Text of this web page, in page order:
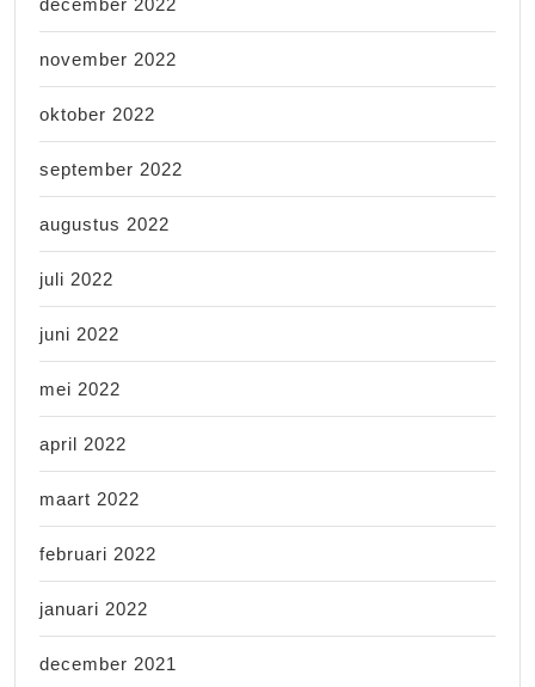
november 2022
oktober 2022
september 2022
augustus 2022
juli 2022
juni 2022
mei 2022
april 2022
maart 2022
februari 2022
januari 2022
december 2021